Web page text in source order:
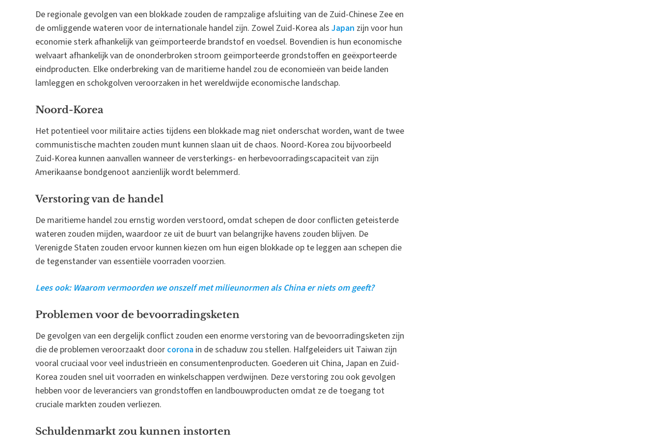
De regionale gevolgen van een blokkade zouden de rampzalige afsluiting van de Zuid-Chinese Zee en
de omliggende wateren voor de internationale handel zijn. Zowel Zuid-Korea als Japan zijn voor hun
economie sterk afhankelijk van geïmporteerde brandstof en voedsel. Bovendien is hun economische
welvaart afhankelijk van de ononderbroken stroom geïmporteerde grondstoffen en geëxporteerde
eindproducten. Elke onderbreking van de maritieme handel zou de economieën van beide landen
lamleggen en schokgolven veroorzaken in het wereldwijde economische landschap.
Noord-Korea
Het potentieel voor militaire acties tijdens een blokkade mag niet onderschat worden, want de twee
communistische machten zouden munt kunnen slaan uit de chaos. Noord-Korea zou bijvoorbeeld
Zuid-Korea kunnen aanvallen wanneer de versterkings- en herbevoorradingscapaciteit van zijn
Amerikaanse bondgenoot aanzienlijk wordt belemmerd.
Verstoring van de handel
De maritieme handel zou ernstig worden verstoord, omdat schepen de door conflicten geteisterde
wateren zouden mijden, waardoor ze uit de buurt van belangrijke havens zouden blijven. De
Verenigde Staten zouden ervoor kunnen kiezen om hun eigen blokkade op te leggen aan schepen die
de tegenstander van essentiële voorraden voorzien.
Lees ook: Waarom vermoorden we onszelf met milieunormen als China er niets om geeft?
Problemen voor de bevoorradingsketen
De gevolgen van een dergelijk conflict zouden een enorme verstoring van de bevoorradingsketen zijn
die de problemen veroorzaakt door corona in de schaduw zou stellen. Halfgeleiders uit Taiwan zijn
vooral cruciaal voor veel industrieën en consumentenproducten. Goederen uit China, Japan en Zuid-
Korea zouden snel uit voorraden en winkelschappen verdwijnen. Deze verstoring zou ook gevolgen
hebben voor de leveranciers van grondstoffen en landbouwproducten omdat ze de toegang tot
cruciale markten zouden verliezen.
Schuldenmarkt zou kunnen instorten